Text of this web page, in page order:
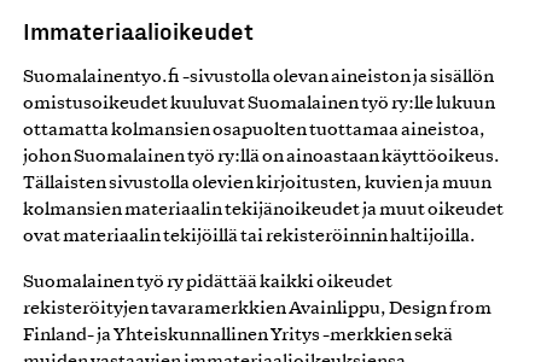
Immateriaalioikeudet
Suomalainentyo.fi -sivustolla olevan aineiston ja sisällön
omistusoikeudet kuuluvat Suomalainen työ ry:lle lukuun
ottamatta kolmansien osapuolten tuottamaa aineistoa,
johon Suomalainen työ ry:llä on ainoastaan käyttöoikeus.
Tällaisten sivustolla olevien kirjoitusten, kuvien ja muun
kolmansien materiaalin tekijänoikeudet ja muut oikeudet
ovat materiaalin tekijöillä tai rekisteröinnin haltijoilla.
Suomalainen työ ry pidättää kaikki oikeudet
rekisteröityjen tavaramerkkien Avainlippu, Design from
Finland- ja Yhteiskunnallinen Yritys -merkkien sekä